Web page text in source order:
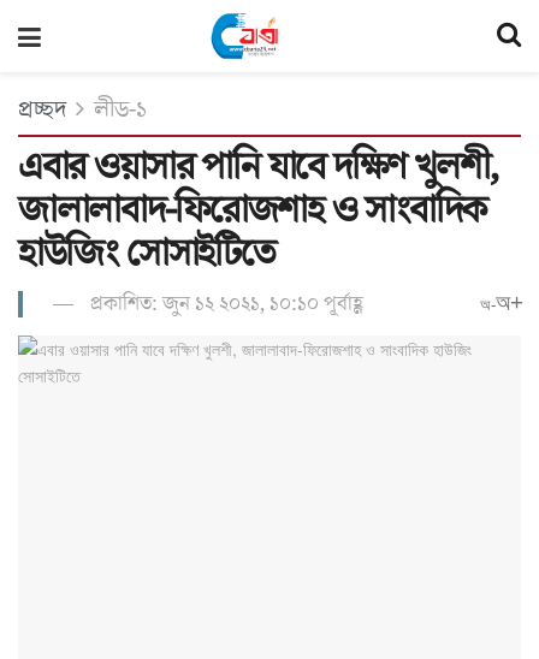
প্রচ্ছদ লীড-১
এবার ওয়াসার পানি যাবে দক্ষিণ খুলশী,
জালালাবাদ-ফিরোজশাহ ও সাংবাদিক
হাউজিং সোসাইটিতে
প্রকাশিত: জুন ১২ ২০২১, ১০:১০ পূর্বাহ্ণ অ-অ+